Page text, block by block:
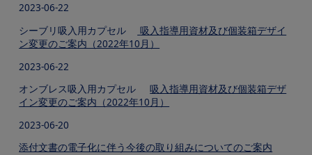
2023-06-22
シーブリ吸入用カプセル
吸入指導用資材及び個装箱デザイ
ン変更のご案内（2022年10月）
2023-06-22
オンブレス吸入用カプセル吸入指導用資材及び個装箱デザ
イン変更のご案内（2022年10月）
2023-06-20
添付文書の電子化に伴う今後の取り組みについてのご案内